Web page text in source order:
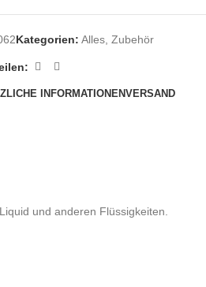
Kategorien: Alles, Zubehör
INFORMATIONENVERSAND
und anderen Flüssigkeiten.